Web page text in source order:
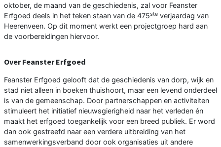
oktober, de maand van de geschiedenis, zal voor Feanster
Erfgoed deels in het teken staan van de 475ste verjaardag van
Heerenveen. Op dit moment werkt een projectgroep hard aan
de voorbereidingen hiervoor.
Over Feanster Erfgoed
Feanster Erfgoed gelooft dat de geschiedenis van dorp, wijk en
stad niet alleen in boeken thuishoort, maar een levend onderdeel
is van de gemeenschap. Door partnerschappen en activiteiten
stimuleert het initiatief nieuwsgierigheid naar het verleden én
maakt het erfgoed toegankelijk voor een breed publiek. Er word
dan ook gestreefd naar een verdere uitbreiding van het
samenwerkingsverband door ook organisaties uit andere